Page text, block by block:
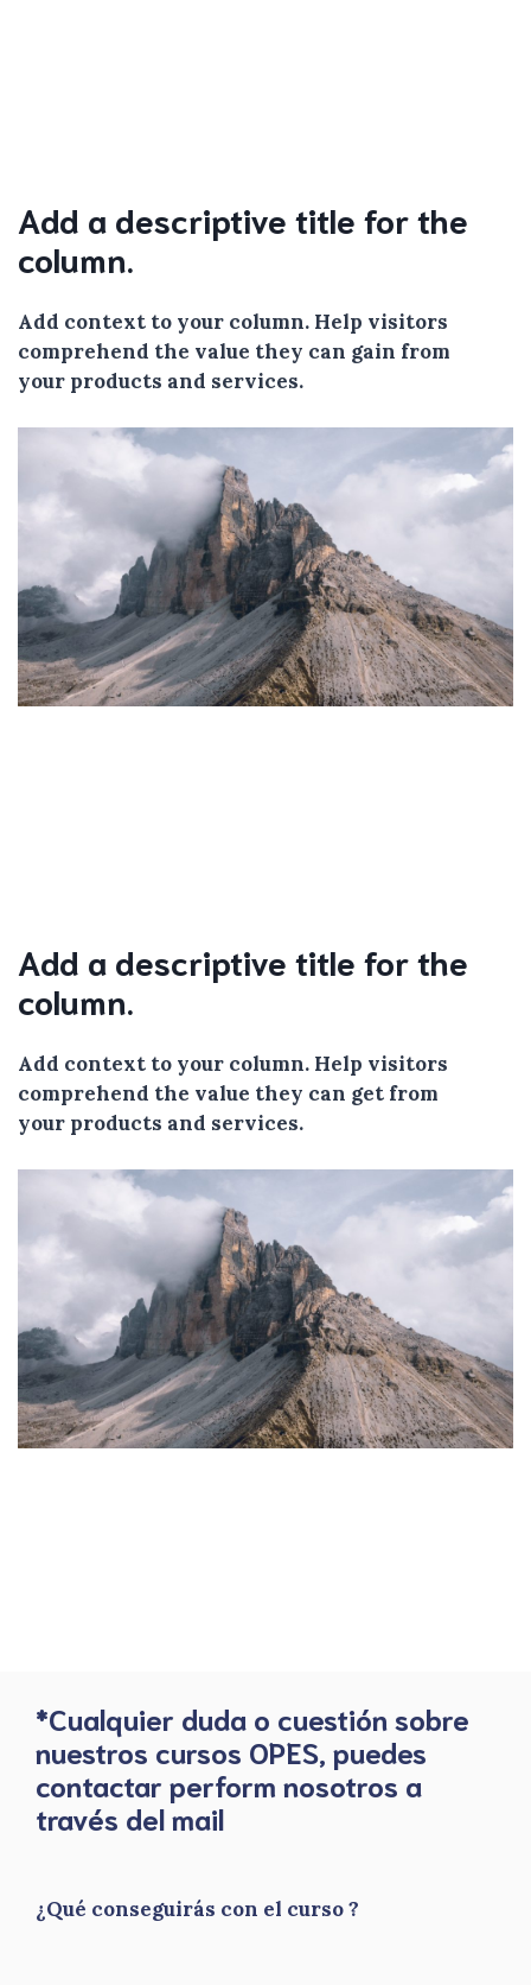
Add a descriptive title for the
column.
Add context to your column. Help visitors
comprehend the value they can gain from
your products and services.
Add a descriptive title for the
column.
Add context to your column. Help visitors
comprehend the value they can get from
your products and services.
*Cualquier duda o cuestión sobre
nuestros cursos OPES, puedes
contactar perform nosotros a
través del mail
¿Qué conseguirás con el curso ?